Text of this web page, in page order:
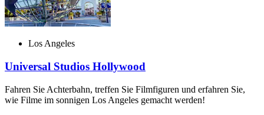
Los Angeles
Universal Studios Hollywood
Fahren Sie Achterbahn, treffen Sie Filmfiguren und erfahren Sie,
wie Filme im sonnigen Los Angeles gemacht werden!